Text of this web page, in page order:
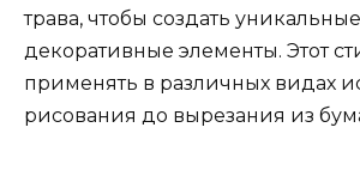
трава, чтобы создать уникальные
декоративные элементы. Этот
применять в различных видах
рисования до вырезания из